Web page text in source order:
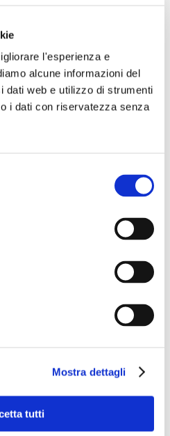
l'esperienza e
alcune informazioni del
dati web e utilizzo di strumenti
i dati con riservatezza senza
Mostra dettagli
tutti